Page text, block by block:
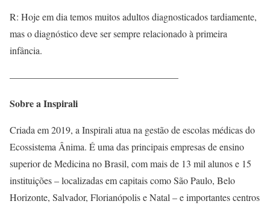
R: Hoje em dia temos muitos adultos diagnosticados tardiamente,
mas o diagnóstico deve ser sempre relacionado à primeira
infância.
—————————————————–
Sobre a Inspirali
Criada em 2019, a Inspirali atua na gestão de escolas médicas do
Ecossistema Ânima. É uma das principais empresas de ensino
superior de Medicina no Brasil, com mais de 13 mil alunos e 15
instituições – localizadas em capitais como São Paulo, Belo
Horizonte, Salvador, Florianópolis e Natal – e importantes centros